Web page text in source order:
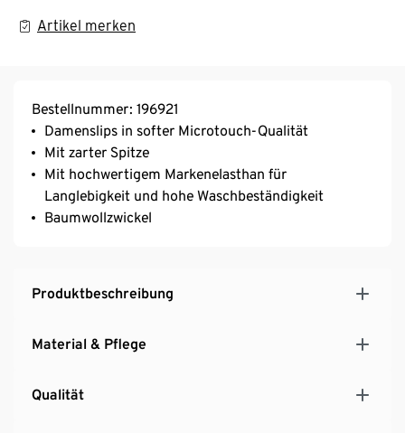
Artikel merken
Bestellnummer: 196921
Damenslips in softer Microtouch-Qualität
Mit zarter Spitze
Mit hochwertigem Markenelasthan für
Langlebigkeit und hohe Waschbeständigkeit
Baumwollzwickel
Produktbeschreibung
Material & Pflege
Qualität